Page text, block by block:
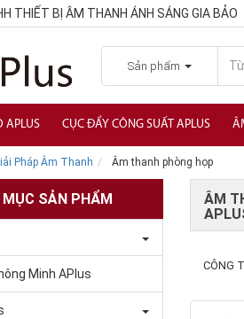
THIẾT BỊ ÂM THANH ÁNH SÁNG GIA BẢO
Sản phẩm
APLUS CỤC ĐẨY CÔNG SUẤT APLUS
Pháp Âm Thanh Âm thanh phòng họp
MỤC SẢN PHẨM
Minh APlus
ÂM
CÔNG